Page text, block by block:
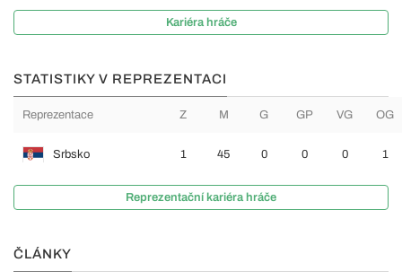
Kariéra hráče
STATISTIKY V REPREZENTACI
Reprezentace Z M G GP VG OG
Srbsko 1 45 0 0 0 1
Reprezentační kariéra hráče
ČLÁNKY